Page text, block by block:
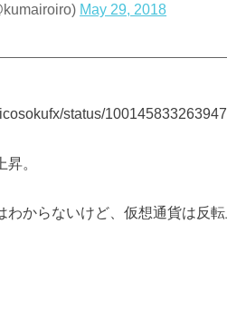
May 29, 2018
status/
。
わからないけど、仮想通貨は反転